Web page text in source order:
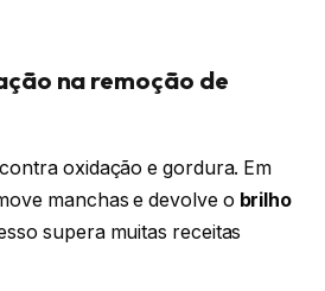
na remoção de
oxidação e gordura. Em
manchas e devolve o brilho
supera muitas receitas